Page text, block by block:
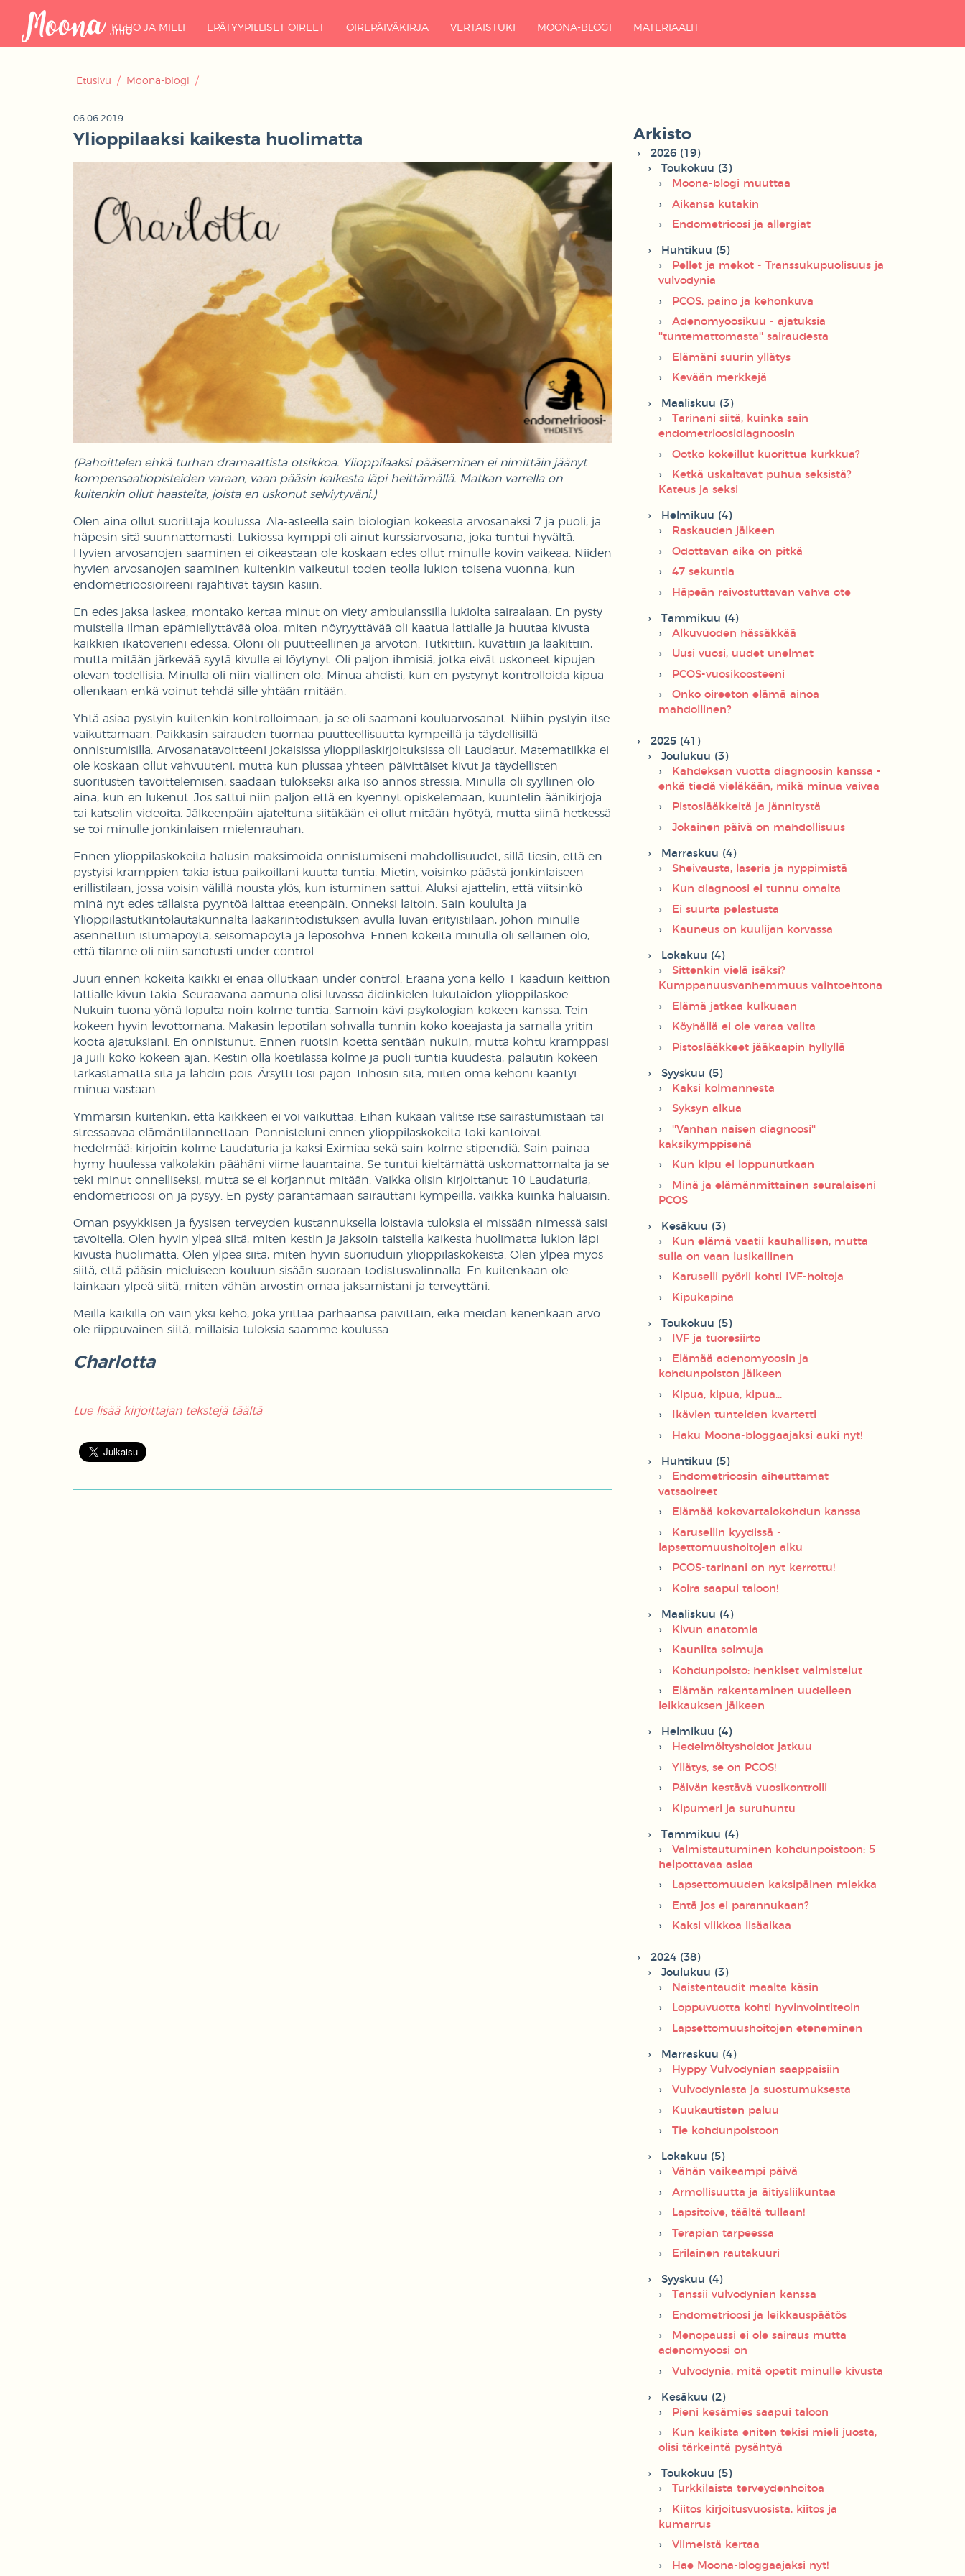
KEHO JA MIELI EPÄTYYPILLISET OIREET OIREPÄIVÄKIRJA VERTAISTUKI MOONA-BLOGI MATERIAALIT
Etusivu / Moona-blogi /
06.06.2019
Ylioppilaaksi kaikesta huolimatta
(Pahoittelen ehkä turhan dramaattista otsikkoa. Ylioppilaaksi pääseminen ei nimittäin jäänyt
kompensaatiopisteiden varaan, vaan pääsin kaikesta läpi heittämällä. Matkan varrella on
kuitenkin ollut haasteita, joista en uskonut selviytyväni.)
Olen aina ollut suorittaja koulussa. Ala-asteella sain biologian kokeesta arvosanaksi 7 ja puoli, ja
häpesin sitä suunnattomasti. Lukiossa kymppi oli ainut kurssiarvosana, joka tuntui hyvältä.
Hyvien arvosanojen saaminen ei oikeastaan ole koskaan edes ollut minulle kovin vaikeaa. Niiden
hyvien arvosanojen saaminen kuitenkin vaikeutui toden teolla lukion toisena vuonna, kun
endometrioosioireeni räjähtivät täysin käsiin.
En edes jaksa laskea, montako kertaa minut on viety ambulanssilla lukiolta sairaalaan. En pysty
muistella ilman epämiellyttävää oloa, miten nöyryyttävää oli kaatua lattialle ja huutaa kivusta
kaikkien ikätoverieni edessä. Oloni oli puutteellinen ja arvoton. Tutkittiin, kuvattiin ja lääkittiin,
mutta mitään järkevää syytä kivulle ei löytynyt. Oli paljon ihmisiä, jotka eivät uskoneet kipujen
olevan todellisia. Minulla oli niin viallinen olo. Minua ahdisti, kun en pystynyt kontrolloida kipua
ollenkaan enkä voinut tehdä sille yhtään mitään.
Yhtä asiaa pystyin kuitenkin kontrolloimaan, ja se oli saamani kouluarvosanat. Niihin pystyin itse
vaikuttamaan. Paikkasin sairauden tuomaa puutteellisuutta kympeillä ja täydellisillä
onnistumisilla. Arvosanatavoitteeni jokaisissa ylioppilaskirjoituksissa oli Laudatur. Matematiikka ei
ole koskaan ollut vahvuuteni, mutta kun plussaa yhteen päivittäiset kivut ja täydellisten
suoritusten tavoittelemisen, saadaan tulokseksi aika iso annos stressiä. Minulla oli syyllinen olo
aina, kun en lukenut. Jos sattui niin paljon että en kyennyt opiskelemaan, kuuntelin äänikirjoja
tai katselin videoita. Jälkeenpäin ajateltuna siitäkään ei ollut mitään hyötyä, mutta siinä hetkessä
se toi minulle jonkinlaisen mielenrauhan.
Ennen ylioppilaskokeita halusin maksimoida onnistumiseni mahdollisuudet, sillä tiesin, että en
pystyisi kramppien takia istua paikoillani kuutta tuntia. Mietin, voisinko päästä jonkinlaiseen
erillistilaan, jossa voisin välillä nousta ylös, kun istuminen sattui. Aluksi ajattelin, että viitsinkö
minä nyt edes tällaista pyyntöä laittaa eteenpäin. Onneksi laitoin. Sain koululta ja
Ylioppilastutkintolautakunnalta lääkärintodistuksen avulla luvan erityistilaan, johon minulle
asennettiin istumapöytä, seisomapöytä ja leposohva. Ennen kokeita minulla oli sellainen olo,
että tilanne oli niin sanotusti under control.
Juuri ennen kokeita kaikki ei enää ollutkaan under control. Eräänä yönä kello 1 kaaduin keittiön
lattialle kivun takia. Seuraavana aamuna olisi luvassa äidinkielen lukutaidon ylioppilaskoe.
Nukuin tuona yönä lopulta noin kolme tuntia. Samoin kävi psykologian kokeen kanssa. Tein
kokeen hyvin levottomana. Makasin lepotilan sohvalla tunnin koko koeajasta ja samalla yritin
koota ajatuksiani. En onnistunut. Ennen ruotsin koetta sentään nukuin, mutta kohtu kramppasi
ja juili koko kokeen ajan. Kestin olla koetilassa kolme ja puoli tuntia kuudesta, palautin kokeen
tarkastamatta sitä ja lähdin pois. Ärsytti tosi pajon. Inhosin sitä, miten oma kehoni kääntyi
minua vastaan.
Ymmärsin kuitenkin, että kaikkeen ei voi vaikuttaa. Eihän kukaan valitse itse sairastumistaan tai
stressaavaa elämäntilannettaan. Ponnisteluni ennen ylioppilaskokeita toki kantoivat
hedelmää: kirjoitin kolme Laudaturia ja kaksi Eximiaa sekä sain kolme stipendiä. Sain painaa
hymy huulessa valkolakin päähäni viime lauantaina. Se tuntui kieltämättä uskomattomalta ja se
teki minut onnelliseksi, mutta se ei korjannut mitään. Vaikka olisin kirjoittanut 10 Laudaturia,
endometrioosi on ja pysyy. En pysty parantamaan sairauttani kympeillä, vaikka kuinka haluaisin.
Oman psyykkisen ja fyysisen terveyden kustannuksella loistavia tuloksia ei missään nimessä saisi
tavoitella. Olen hyvin ylpeä siitä, miten kestin ja jaksoin taistella kaikesta huolimatta lukion läpi
kivusta huolimatta. Olen ylpeä siitä, miten hyvin suoriuduin ylioppilaskokeista. Olen ylpeä myös
siitä, että pääsin mieluiseen kouluun sisään suoraan todistusvalinnalla. En kuitenkaan ole
lainkaan ylpeä siitä, miten vähän arvostin omaa jaksamistani ja terveyttäni.
Meillä kaikilla on vain yksi keho, joka yrittää parhaansa päivittäin, eikä meidän kenenkään arvo
ole riippuvainen siitä, millaisia tuloksia saamme koulussa.
Charlotta
Lue lisää kirjoittajan tekstejä täältä
Arkisto
2026 (19)
Toukokuu (3)
Moona-blogi muuttaa
Aikansa kutakin
Endometrioosi ja allergiat
Huhtikuu (5)
Pellet ja mekot - Transsukupuolisuus ja
vulvodynia
PCOS, paino ja kehonkuva
Adenomyoosikuu - ajatuksia
''tuntemattomasta'' sairaudesta
Elämäni suurin yllätys
Kevään merkkejä
Maaliskuu (3)
Tarinani siitä, kuinka sain
endometrioosidiagnoosin
Ootko kokeillut kuorittua kurkkua?
Ketkä uskaltavat puhua seksistä?
Kateus ja seksi
Helmikuu (4)
Raskauden jälkeen
Odottavan aika on pitkä
47 sekuntia
Häpeän raivostuttavan vahva ote
Tammikuu (4)
Alkuvuoden hässäkkää
Uusi vuosi, uudet unelmat
PCOS-vuosikoosteeni
Onko oireeton elämä ainoa
mahdollinen?
2025 (41)
Joulukuu (3)
Kahdeksan vuotta diagnoosin kanssa -
enkä tiedä vieläkään, mikä minua vaivaa
Pistoslääkkeitä ja jännitystä
Jokainen päivä on mahdollisuus
Marraskuu (4)
Sheivausta, laseria ja nyppimistä
Kun diagnoosi ei tunnu omalta
Ei suurta pelastusta
Kauneus on kuulijan korvassa
Lokakuu (4)
Sittenkin vielä isäksi?
Kumppanuusvanhemmuus vaihtoehtona
Elämä jatkaa kulkuaan
Köyhällä ei ole varaa valita
Pistoslääkkeet jääkaapin hyllyllä
Syyskuu (5)
Kaksi kolmannesta
Syksyn alkua
''Vanhan naisen diagnoosi''
kaksikymppisenä
Kun kipu ei loppunutkaan
Minä ja elämänmittainen seuralaiseni
PCOS
Kesäkuu (3)
Kun elämä vaatii kauhallisen, mutta
sulla on vaan lusikallinen
Karuselli pyörii kohti IVF-hoitoja
Kipukapina
Toukokuu (5)
IVF ja tuoresiirto
Elämää adenomyoosin ja
kohdunpoiston jälkeen
Kipua, kipua, kipua...
Ikävien tunteiden kvartetti
Haku Moona-bloggaajaksi auki nyt!
Huhtikuu (5)
Endometrioosin aiheuttamat
vatsaoireet
Elämää kokovartalokohdun kanssa
Karusellin kyydissä -
lapsettomuushoitojen alku
PCOS-tarinani on nyt kerrottu!
Koira saapui taloon!
Maaliskuu (4)
Kivun anatomia
Kauniita solmuja
Kohdunpoisto: henkiset valmistelut
Elämän rakentaminen uudelleen
leikkauksen jälkeen
Helmikuu (4)
Hedelmöityshoidot jatkuu
Yllätys, se on PCOS!
Päivän kestävä vuosikontrolli
Kipumeri ja suruhuntu
Tammikuu (4)
Valmistautuminen kohdunpoistoon: 5
helpottavaa asiaa
Lapsettomuuden kaksipäinen miekka
Entä jos ei parannukaan?
Kaksi viikkoa lisäaikaa
2024 (38)
Joulukuu (3)
Naistentaudit maalta käsin
Loppuvuotta kohti hyvinvointiteoin
Lapsettomuushoitojen eteneminen
Marraskuu (4)
Hyppy Vulvodynian saappaisiin
Vulvodyniasta ja suostumuksesta
Kuukautisten paluu
Tie kohdunpoistoon
Lokakuu (5)
Vähän vaikeampi päivä
Armollisuutta ja äitiysliikuntaa
Lapsitoive, täältä tullaan!
Terapian tarpeessa
Erilainen rautakuuri
Syyskuu (4)
Tanssii vulvodynian kanssa
Endometrioosi ja leikkauspäätös
Menopaussi ei ole sairaus mutta
adenomyoosi on
Vulvodynia, mitä opetit minulle kivusta
Kesäkuu (2)
Pieni kesämies saapui taloon
Kun kaikista eniten tekisi mieli juosta,
olisi tärkeintä pysähtyä
Toukokuu (5)
Turkkilaista terveydenhoitoa
Kiitos kirjoitusvuosista, kiitos ja
kumarrus
Viimeistä kertaa
Hae Moona-bloggaajaksi nyt!